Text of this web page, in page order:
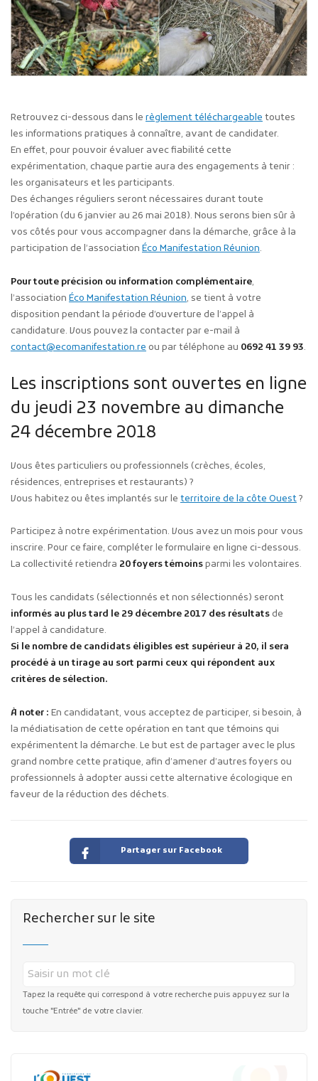
Retrouvez ci-dessous dans le règlement téléchargeable toutes
les informations pratiques à connaître, avant de candidater.
En effet, pour pouvoir évaluer avec fiabilité cette
expérimentation, chaque partie aura des engagements à tenir :
les organisateurs et les participants.
Des échanges réguliers seront nécessaires durant toute
l’opération (du 6 janvier au 26 mai 2018). Nous serons bien sûr à
vos côtés pour vous accompagner dans la démarche, grâce à la
participation de l’association Éco Manifestation Réunion.
Pour toute précision ou information complémentaire,
l’association Éco Manifestation Réunion, se tient à votre
disposition pendant la période d’ouverture de l’appel à
candidature. Vous pouvez la contacter par e-mail à
contact@ecomanifestation.re ou par téléphone au 0692 41 39 93.
Les inscriptions sont ouvertes en ligne
du jeudi 23 novembre au dimanche
24 décembre 2018
Vous êtes particuliers ou professionnels (crèches, écoles,
résidences, entreprises et restaurants) ?
Vous habitez ou êtes implantés sur le territoire de la côte Ouest?
Participez à notre expérimentation. Vous avez un mois pour vous
inscrire. Pour ce faire, compléter le formulaire en ligne ci-dessous.
La collectivité retiendra 20 foyers témoinsparmi les volontaires.
Tous les candidats (sélectionnés et non sélectionnés) seront
informés au plus tard le 29 décembre 2017 des résultatsde
l’appel à candidature.
Si le nombre de candidats éligibles est supérieur à 20, il sera
procédé à un tirage au sort parmi ceux qui répondent aux
critères de sélection.
À noter : En candidatant, vous acceptez de participer, si besoin, à
la médiatisation de cette opération en tant que témoins qui
expérimentent la démarche. Le but est de partager avec le plus
grand nombre cette pratique, afin d’amener d’autres foyers ou
professionnels à adopter aussi cette alternative écologique en
faveur de la réduction des déchets.
Partager sur Facebook
Rechercher sur le site
Tapez la requête qui correspond à votre recherche puis appuyez sur la
touche "Entrée" de votre clavier.